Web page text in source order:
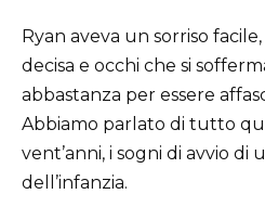
Ryan aveva un sorriso
decisa e occhi che si
abbastanza per essere
Abbiamo parlato di tutto
vent’anni, i sogni di avvio di
dell’infanzia.